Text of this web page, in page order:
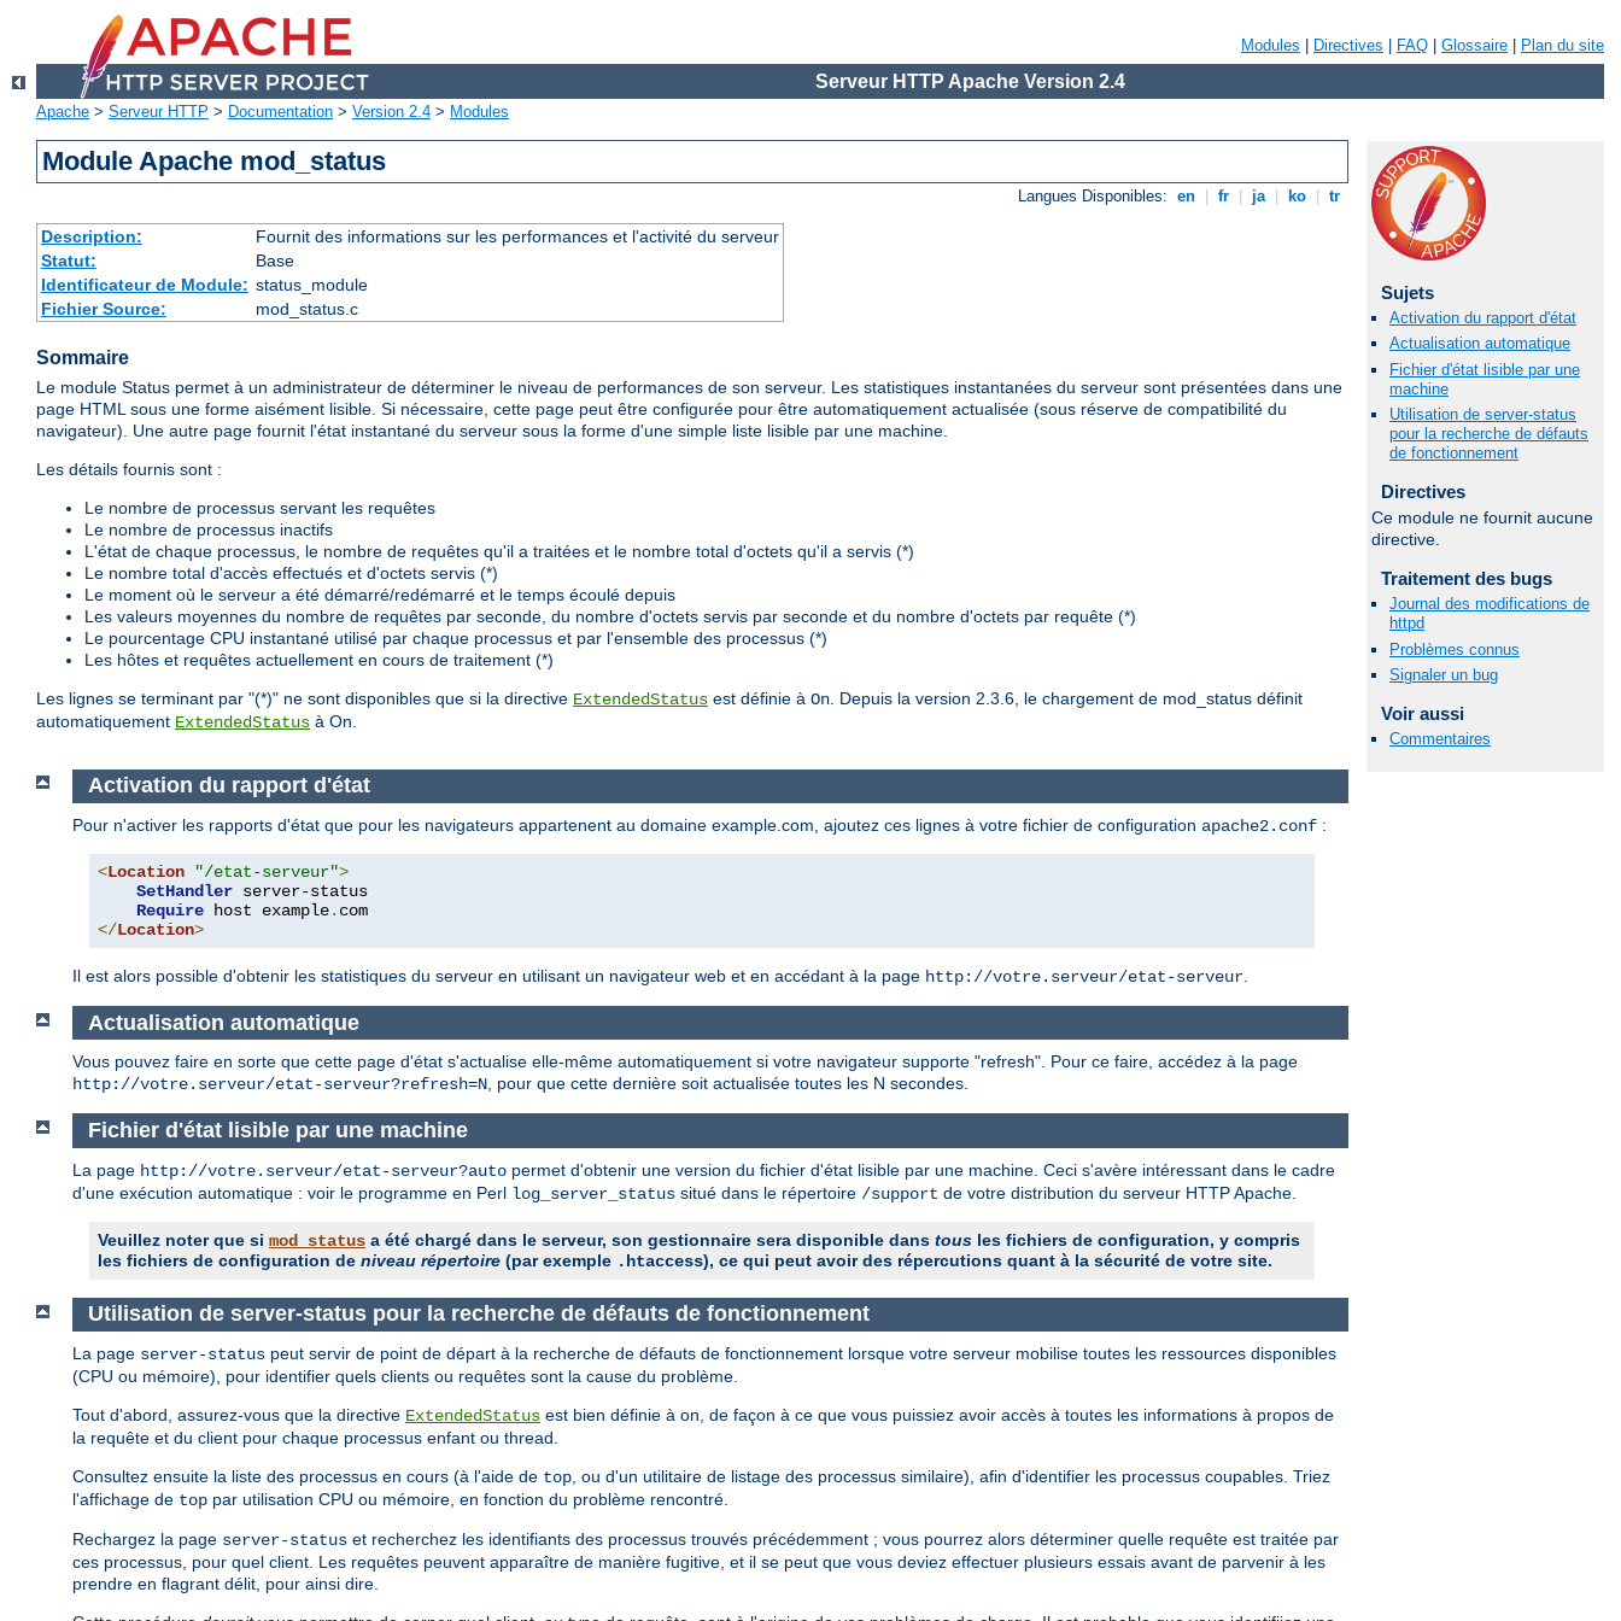
Modules Directives FAQ Glossaire Plan du site
Serveur HTTP Apache Version 2.4
Apache > Serveur HTTP > Documentation > Version 2.4 > Modules
Module Apache mod_status
Langues Disponibles: en fr ja ko tr
Description:
Fournit des informations sur les performances et l'activité du serveur
Statut:
Base
Identificateur de Module: status_module
Fichier Source:
mod_status.c
Sommaire
Le module Status permet à un administrateur de déterminer le niveau de performances de son serveur. Les statistiques instantanées du serveur sont présentées dans une
page HTML sous une forme aisément lisible. Si nécessaire, cette page peut être configurée pour être automatiquement actualisée (sous réserve de compatibilité du
navigateur). Une autre page fournit l'état instantané du serveur sous la forme d'une simple liste lisible par une machine.
Les détails fournis sont :
Le nombre de processus servant les requêtes
Le nombre de processus inactifs
L'état de chaque processus, le nombre de requêtes qu'il a traitées et le nombre total d'octets qu'il a servis (*)
Le nombre total d'accès effectués et d'octets servis (*)
Le moment où le serveur a été démarré/redémarré et le temps écoulé depuis
Les valeurs moyennes du nombre de requêtes par seconde, du nombre d'octets servis par seconde et du nombre d'octets par requête (*)
Le pourcentage CPU instantané utilisé par chaque processus et par l'ensemble des processus (*)
Les hôtes et requêtes actuellement en cours de traitement (*)
Les lignes se terminant par "(*)" ne sont disponibles que si la directive ExtendedStatus est définie à On. Depuis la version 2.3.6, le chargement de mod_status définit
automatiquement ExtendedStatus à On.
Sujets
Activation du rapport d'état
Actualisation automatique
Fichier d'état lisible par une
machine
Utilisation de server-status
pour la recherche de défauts
de fonctionnement
Directives
Ce module ne fournit aucune
directive.
Traitement des bugs
Journal des modifications de
httpd
Problèmes connus
Signaler un bug
Voir aussi
Commentaires
Activation du rapport d'état
Pour n'activer les rapports d'état que pour les navigateurs appartenent au domaine example.com, ajoutez ces lignes à votre fichier de configuration apache2.conf :
<Location "/etat-serveur">
SetHandler server-status
Require host example.
</Location>
Il est alors possible d'obtenir les statistiques du serveur en utilisant un navigateur web et en accédant à la page http://votre.serveur/etat-serveur
Actualisation automatique
Vous pouvez faire en sorte que cette page d'état s'actualise elle-même automatiquement si votre navigateur supporte "refresh". Pour ce faire, accédez à la page
http://votre.serveur/etat-serveur?refresh=N, pour que cette dernière soit actualisée toutes les N secondes.
Fichier d'état lisible par une machine
La page http://votre.serveur/etat-serveur?auto permet d'obtenir une version du fichier d'état lisible par une machine. Ceci s'avère intéressant dans le cadre
d'une exécution automatique : voir le programme en Perl log_server_status situé dans le répertoire /support de votre distribution du serveur HTTP Apache.
Veuillez noter que si mod_status a été chargé dans le serveur, son gestionnaire sera disponible dans tous les fichiers de configuration, y compris
les fichiers de configuration de niveau répertoire (par exemple .htaccess), ce qui peut avoir des répercutions quant à la sécurité de votre site.
Utilisation de server-status pour la recherche de défauts de fonctionnement
La page server-status peut servir de point de départ à la recherche de défauts de fonctionnement lorsque votre serveur mobilise toutes les ressources disponibles
(CPU ou mémoire), pour identifier quels clients ou requêtes sont la cause du problème.
Tout d'abord, assurez-vous que la directive ExtendedStatus est bien définie à on, de façon à ce que vous puissiez avoir accès à toutes les informations à propos de
la requête et du client pour chaque processus enfant ou thread.
Consultez ensuite la liste des processus en cours (à l'aide de top , ou d'un utilitaire de listage des processus similaire), afin d'identifier les processus coupables. Triez
l'affichage de top par utilisation CPU ou mémoire, en fonction du problème rencontré.
Rechargez la page server-status et recherchez les identifiants des processus trouvés précédemment ; vous pourrez alors déterminer quelle requête est traitée par
ces processus, pour quel client. Les requêtes peuvent apparaître de manière fugitive, et il se peut que vous deviez effectuer plusieurs essais avant de parvenir à les
prendre en flagrant délit, pour ainsi dire.